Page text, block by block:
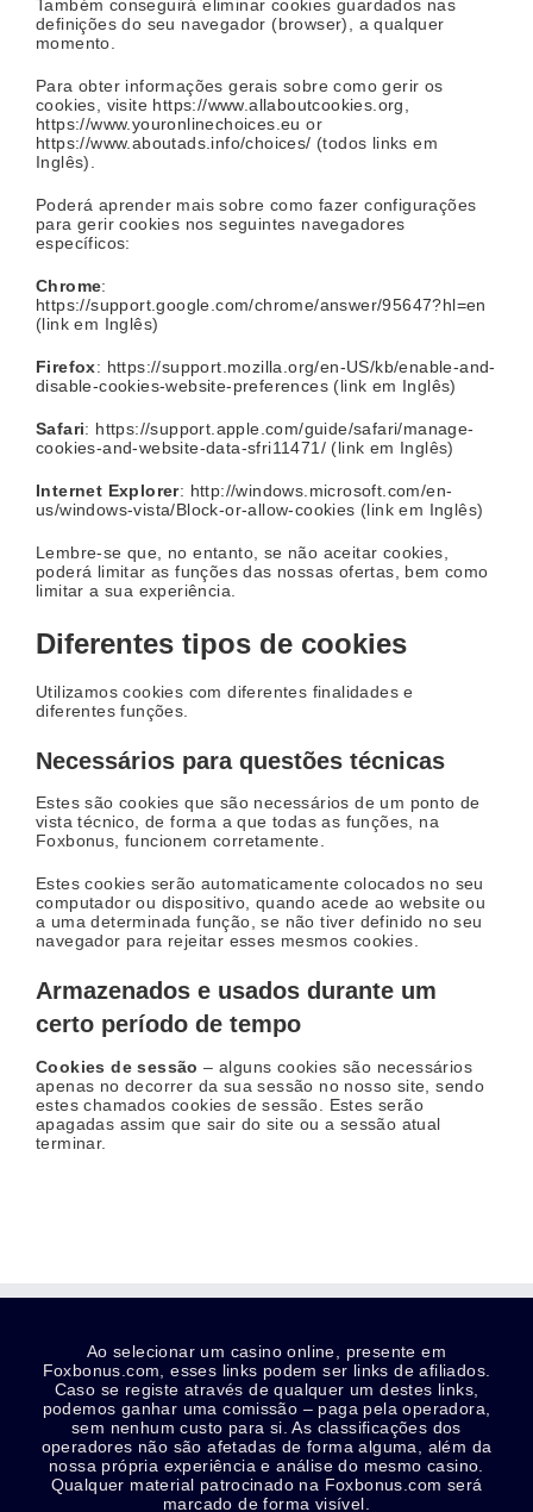
Também conseguirá eliminar cookies guardados nas
definições do seu navegador (browser), a qualquer
momento.
Para obter informações gerais sobre como gerir os
cookies, visite https://www.allaboutcookies.org
https://www.youronlinechoices.eu or
https://www.aboutads.info/choices/ (todos links em
Inglês).
Poderá aprender mais sobre como fazer configurações
para gerir cookies nos seguintes navegadores
específicos:
Chrome:
https://support.google.com/chrome/answer/95647?hl=en
(link em Inglês)
Firefox: https://support.mozilla.org/en-US/kb/enable-and-
disable-cookies-website-preferences (link em Inglês)
Safari: https://support.apple.com/guide/safari/manage-
cookies-and-website-data-sfri11471/ (link em Inglês)
Internet Explorer: http://windows.microsoft.com/en-
us/windows-vista/Block-or-allow-cookies (link em Inglês)
Lembre-se que, no entanto, se não aceitar cookies,
poderá limitar as funções das nossas ofertas, bem como
limitar a sua experiência.
Diferentes tipos de cookies
Utilizamos cookies com diferentes finalidades e
diferentes funções.
Necessários para questões técnicas
Estes são cookies que são necessários de um ponto de
vista técnico, de forma a que todas as funções, na
Foxbonus, funcionem corretamente.
Estes cookies serão automaticamente colocados no seu
computador ou dispositivo, quando acede ao website ou
a uma determinada função, se não tiver definido no seu
navegador para rejeitar esses mesmos cookies.
Armazenados e usados durante um
certo período de tempo
Cookies de sessão – alguns cookies são necessários
apenas no decorrer da sua sessão no nosso site, sendo
estes chamados cookies de sessão. Estes serão
apagadas assim que sair do site ou a sessão atual
terminar.
Ao selecionar um casino online, presente em
Foxbonus.com, esses links podem ser links de afiliados.
Caso se registe através de qualquer um destes links,
podemos ganhar uma comissão – paga pela operadora,
sem nenhum custo para si. As classificações dos
operadores não são afetadas de forma alguma, além da
nossa própria experiência e análise do mesmo casino.
Qualquer material patrocinado na Foxbonus.com será
marcado de forma visível.